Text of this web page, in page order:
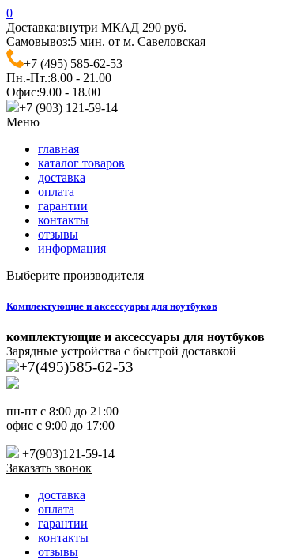
0
Доставка:внутри МКАД 290 руб.
Самовывоз:5 мин. от м. Савеловская
+7 (495) 585-62-53
Пн.-Пт.:8.00 - 21.00
Офис:9.00 - 18.00
+7 (903) 121-59-14
Меню
главная
каталог товаров
доставка
оплата
гарантии
контакты
отзывы
информация
Выберите производителя
Комплектующие и аксессуары для ноутбуков
комплектующие и аксессуары для ноутбуков
Зарядные устройства с быстрой доставкой
+7(495)585-62-53
пн-пт с 8:00 до 21:00
офис с 9:00 до 17:00
+7(903)121-59-14
Заказать звонок
доставка
оплата
гарантии
контакты
отзывы